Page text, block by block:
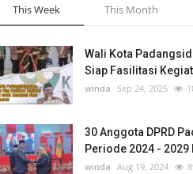
This Week This Month
Wali Kota
Siap Fasilitasi
winda Sep 24, 2025
30 Anggota DPRD
Periode 2024 - 2029
winda Aug 19, 2024